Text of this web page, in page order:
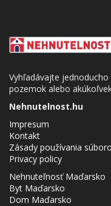
Vyhľadávajte
pozemok alebo
Nehnutelnost.hu
Impresum
Kontakt
Zásady používania
Privacy policy
Nehnuteľnosť Maďarsko
Byt Maďarsko
Dom Maďarsko